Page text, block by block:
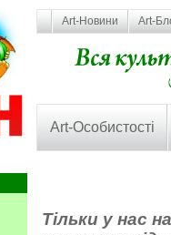
Art-Новини Art-
Art-Особистості
Тільки у нас